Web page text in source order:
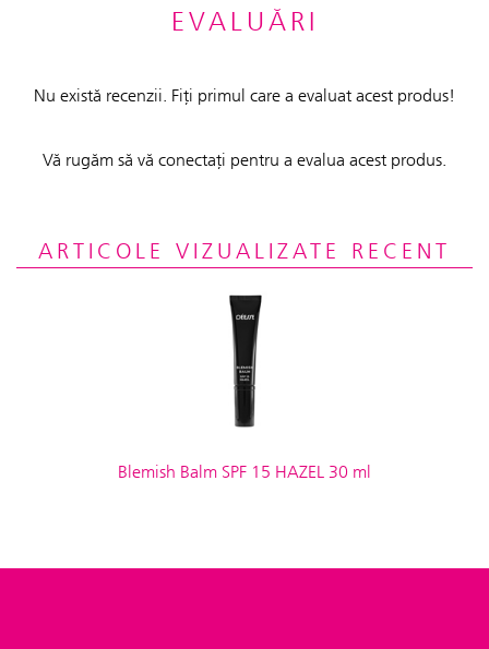
EVALUĂRI
Nu există recenzii. Fiți primul care a evaluat acest produs!
Vă rugăm să vă conectați pentru a evalua acest produs.
ARTICOLE VIZUALIZATE RECENT
Blemish Balm SPF 15 HAZEL 30 ml